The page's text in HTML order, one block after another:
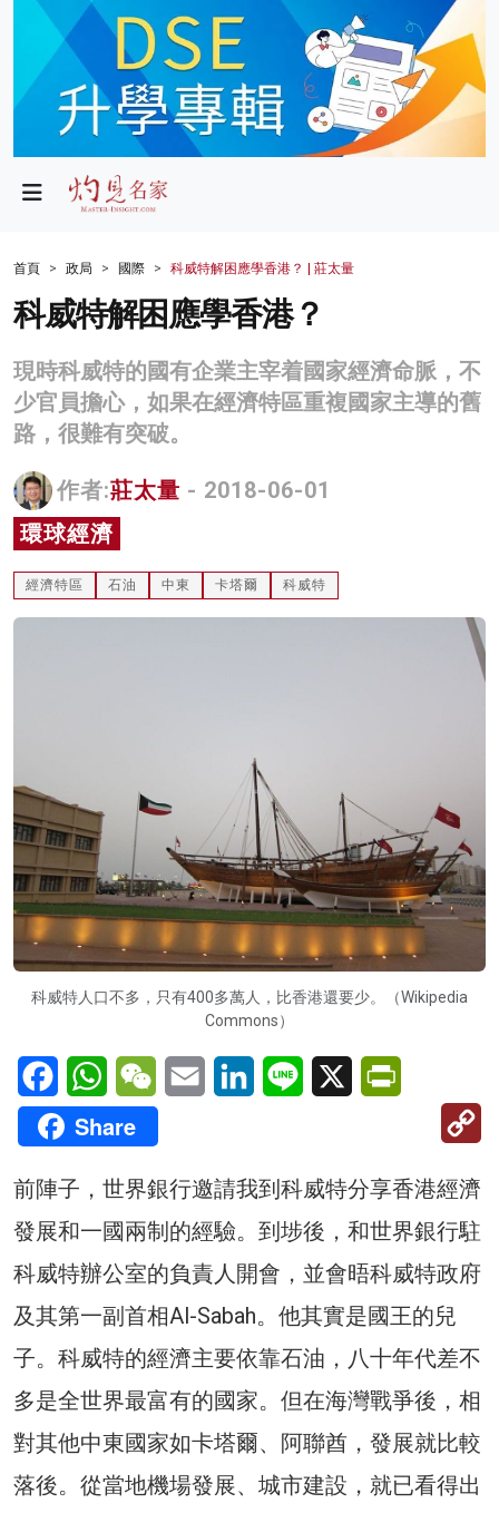
政局
財經
生活
商業
科技
影片
名家榜
灼見活動
關於我們
首頁 政局 國際 科威特解困應學香港？ | 莊太量
科威特解困應學香港？
現時科威特的國有企業主宰着國家經濟命脈，不
少官員擔心，如果在經濟特區重複國家主導的舊
路，很難有突破。
作者:莊太量 - 2018-06-01
環球經濟
經濟特區 石油 中東 卡塔爾 科威特
科威特人口不多，只有400多萬人，比香港還要少。（Wikipedia
Commons）
FacebookWhatsAppWeChatEmail LinkedInLine X
Share
前陣子，世界銀行邀請我到科威特分享香港經濟
發展和一國兩制的經驗。到埗後，和世界銀行駐
科威特辦公室的負責人開會，並會晤科威特政府
及其第一副首相Al-Sabah。他其實是國王的兒
子。科威特的經濟主要依靠石油，八十年代差不
多是全世界最富有的國家。但在海灣戰爭後，相
對其他中東國家如卡塔爾、阿聯酋，發展就比較
落後。從當地機場發展、城市建設，就已看得出